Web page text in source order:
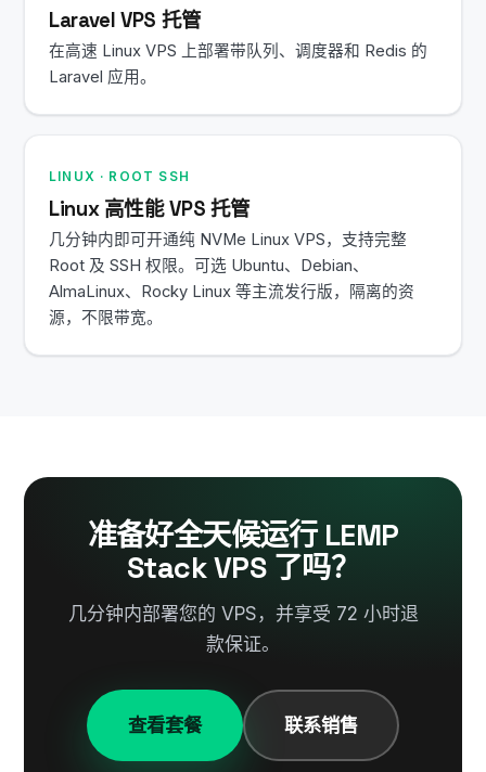
Laravel VPS 托管
在高速 Linux VPS 上部署带队列、调度器和 Redis 的
Laravel 应用。
LINUX · ROOT SSH
Linux 高性能 VPS 托管
几分钟内即可开通纯 NVMe Linux VPS，支持完整
Root 及 SSH 权限。可选 Ubuntu、Debian、
AlmaLinux、Rocky Linux 等主流发行版，隔离的资
源，不限带宽。
准备好全天候运行 LEMP
Stack VPS 了吗？
几分钟内部署您的 VPS，并享受 72 小时退
款保证。
查看套餐 联系销售